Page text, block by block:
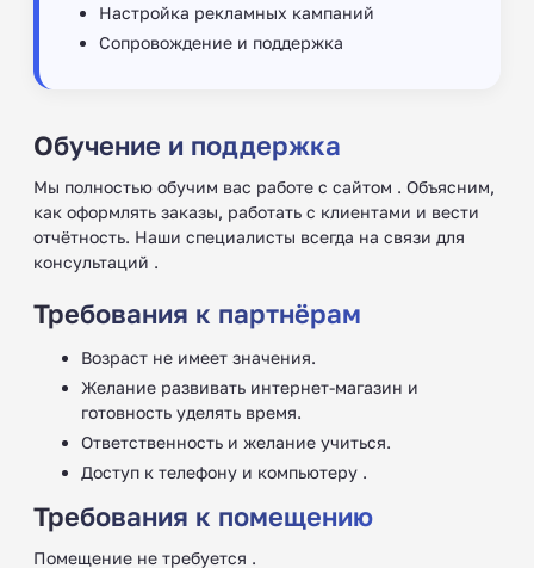
Настройка рекламных кампаний
Сопровождение и поддержка
Обучение и поддержка
Мы полностью обучим вас работе с сайтом . Объясним,
как оформлять заказы, работать с клиентами и вести
отчётность. Наши специалисты всегда на связи для
консультаций .
Требования к партнёрам
Возраст не имеет значения.
Желание развивать интернет-магазин и
готовность уделять время.
Ответственность и желание учиться.
Доступ к телефону и компьютеру .
Требования к помещению
Помещение не требуется .